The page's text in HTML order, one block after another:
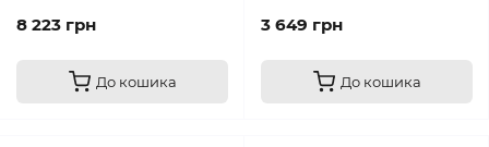
8 223 грн
До кошика
3 649 грн
До кошика